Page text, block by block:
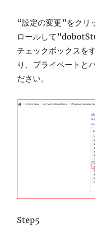
“設定の変更”をクリ
ロールして
チェックボックスを
り、プライベートと
ださい。
Step5